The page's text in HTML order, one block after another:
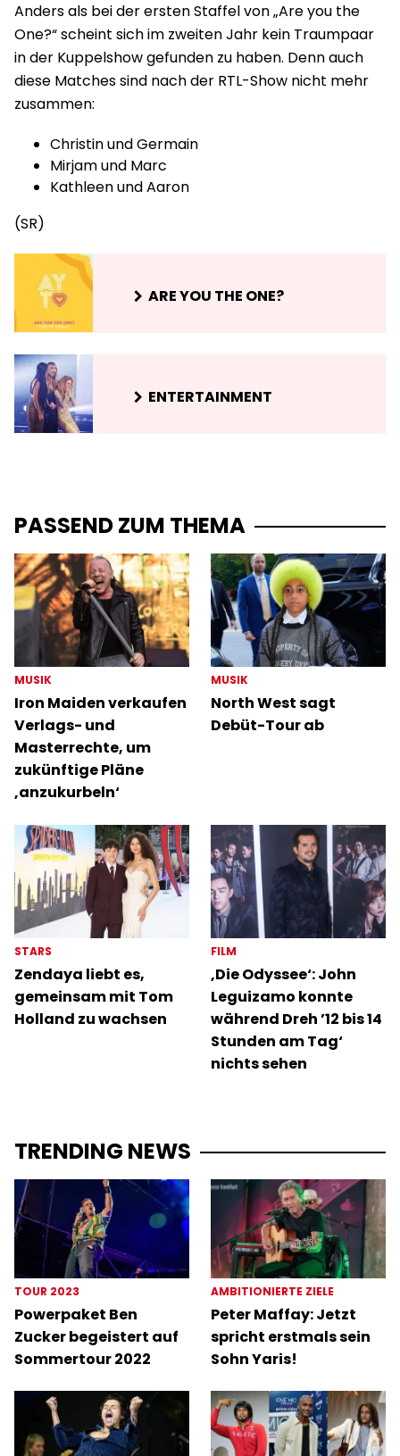
Anders als bei der ersten Staffel von „Are you the
One?“ scheint sich im zweiten Jahr kein Traumpaar
in der Kuppelshow gefunden zu haben. Denn auch
diese Matches sind nach der RTL-Show nicht mehr
zusammen:
Christin und Germain
Mirjam und Marc
Kathleen und Aaron
(SR)
ARE YOU THE ONE?
ENTERTAINMENT
PASSEND ZUM THEMA
MUSIK
Iron Maiden verkaufen
Verlags- und
Masterrechte, um
zukünftige Pläne
‚anzukurbeln‘
MUSIK
North West sagt
Debüt-Tour ab
STARS
Zendaya liebt es,
gemeinsam mit Tom
Holland zu wachsen
FILM
‚Die Odyssee‘: John
Leguizamo konnte
während Dreh ’12 bis 14
Stunden am Tag‘
nichts sehen
TRENDING NEWS
TOUR 2023
Powerpaket Ben
Zucker begeistert auf
Sommertour 2022
AMBITIONIERTE ZIELE
Peter Maffay: Jetzt
spricht erstmals sein
Sohn Yaris!